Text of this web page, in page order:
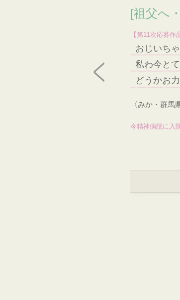
[祖父へ
【第11次応募作
おじいち
私わ今と
どうかお
〈みか・群馬
今精神病院に入